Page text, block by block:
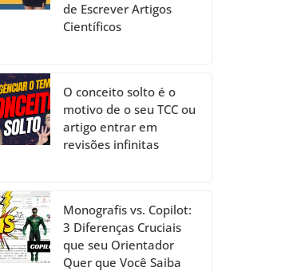
de Escrever Artigos
Científicos
O conceito solto é o
motivo de o seu TCC ou
artigo entrar em
revisões infinitas
Monografis vs. Copilot:
3 Diferenças Cruciais
que seu Orientador
Quer que Você Saiba